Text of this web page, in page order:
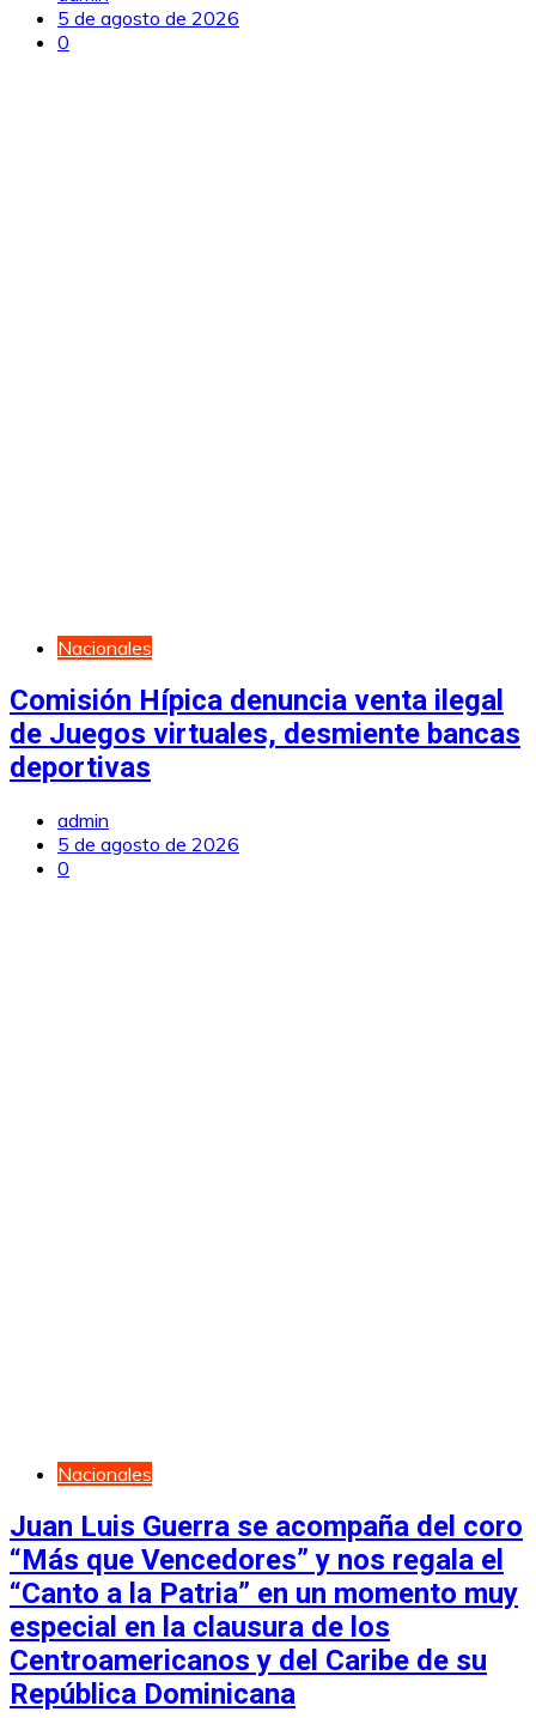
5 de agosto de 2026
0
Nacionales
Comisión Hípica denuncia venta ilegal
de Juegos virtuales, desmiente bancas
deportivas
admin
5 de agosto de 2026
0
Nacionales
Juan Luis Guerra se acompaña del coro
“Más que Vencedores” y nos regala el
“Canto a la Patria” en un momento muy
especial en la clausura de los
Centroamericanos y del Caribe de su
República Dominicana